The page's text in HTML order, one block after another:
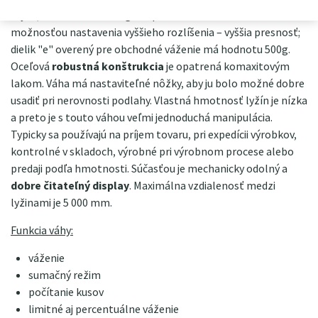
možnosťou nastavenia vyššieho rozlíšenia – vyššia presnosť;
dielik "e" overený pre obchodné váženie má hodnotu 500g.
Oceľová robustná konštrukciaje opatrená komaxitovým
lakom. Váha má nastaviteľné nôžky, aby ju bolo možné dobre
usadiť pri nerovnosti podlahy. Vlastná hmotnosť lyžín je nízka
a preto je s touto váhou veľmi jednoduchá manipulácia.
Typicky sa používajú na príjem tovaru, pri expedícii výrobkov,
kontrolné v skladoch, výrobné pri výrobnom procese alebo
predaji podľa hmotnosti. Súčasťou je mechanicky odolný a
dobre čitateľný display. Maximálna vzdialenosť medzi
lyžinami je 5 000 mm.
Funkcia váhy:
váženie
sumačný režim
počítanie kusov
limitné aj percentuálne váženie